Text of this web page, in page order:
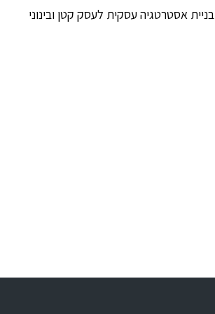
בניית אסטרטגיה עסקית לעסק קטן ובינוני